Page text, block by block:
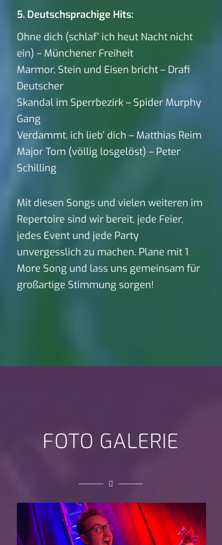
5. Deutschsprachige Hits:
Ohne dich (schlaf’ ich heut Nacht nicht
ein) – Münchener Freiheit
Marmor, Stein und Eisen bricht – Drafi
Deutscher
Skandal im Sperrbezirk – Spider Murphy
Gang
Verdammt, ich lieb’ dich – Matthias Reim
Major Tom (völlig losgelöst) – Peter
Schilling
Mit diesen Songs und vielen weiteren im
Repertoire sind wir bereit, jede Feier,
jedes Event und jede Party
unvergesslich zu machen. Plane mit 1
More Song und lass uns gemeinsam für
großartige Stimmung sorgen!
FOTO GALERIE